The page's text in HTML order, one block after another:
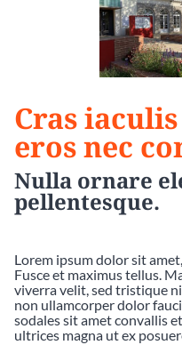
Cras
eros nec
Nulla ornare
pellentesque.
Lorem ipsum dolor sit
Fusce et maximus tellus.
viverra velit, sed tristique
non ullamcorper dolor
sodales sit amet convallis
ultrices magna ut ex